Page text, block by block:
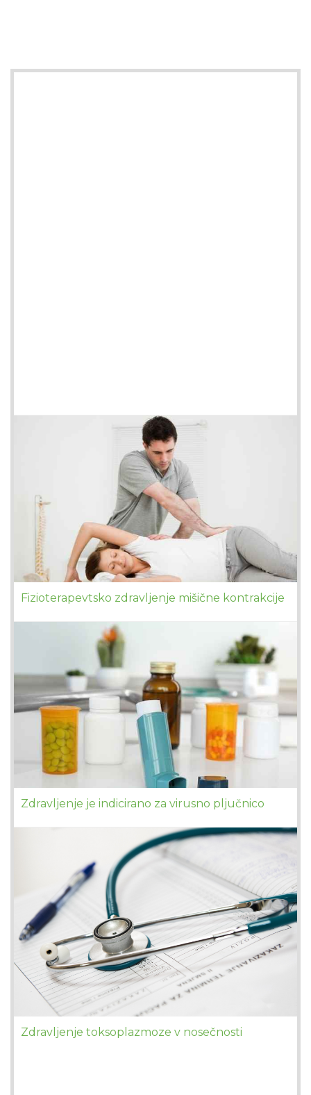
Fizioterapevtsko zdravljenje mišične kontrakcije
Zdravljenje je indicirano za virusno pljučnico
Zdravljenje toksoplazmoze v nosečnosti